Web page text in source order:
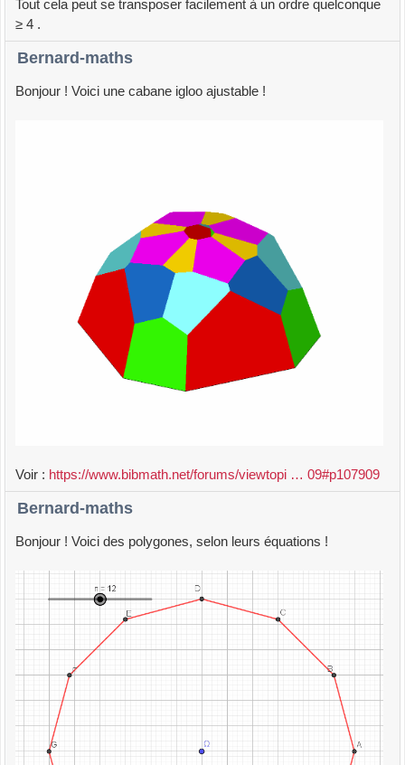
Tout cela peut se transposer facilement à un ordre quelconque
≥ 4 .
Bernard-maths
Bonjour ! Voici une cabane igloo ajustable !
Voir : https://www.bibmath.net/forums/viewtopi … 09#p107909
Bernard-maths
Bonjour ! Voici des polygones, selon leurs équations !